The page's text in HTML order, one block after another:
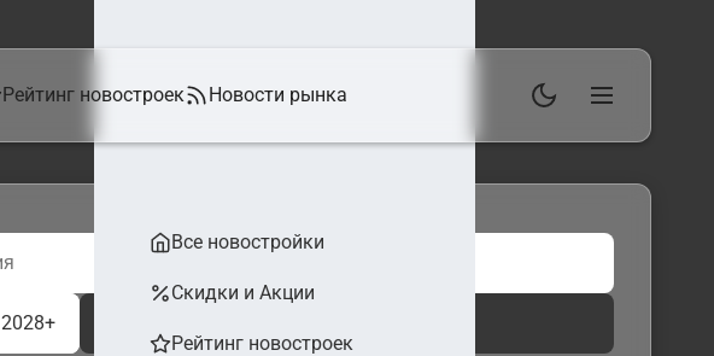
Рейтинг новостроек Новости рынка
Все новостройки
Скидки и Акции
Рейтинг новостроек
2028+